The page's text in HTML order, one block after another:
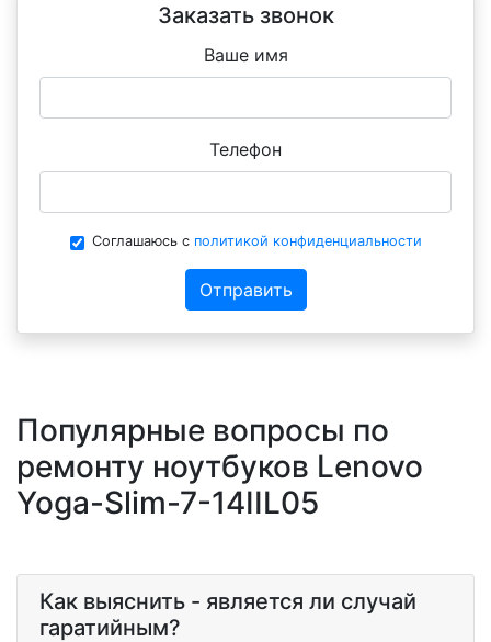
Заказать звонок
Ваше имя
Телефон
Соглашаюсь с политикой конфиденциальности
Отправить
Популярные вопросы по
ремонту ноутбуков Lenovo
Yoga-Slim-7-14IIL05
Как выяснить - является ли случай
гаратийным?